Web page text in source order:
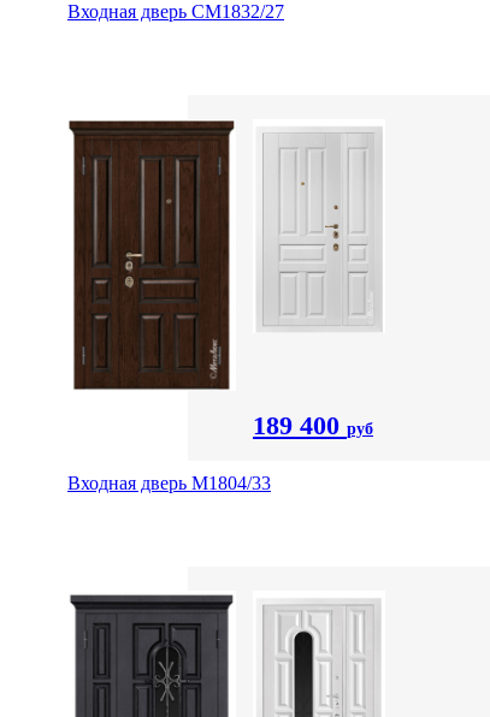
Входная дверь СМ1832/27
189 400 руб
Входная дверь М1804/33